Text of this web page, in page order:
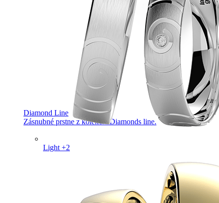
Diamond Line
Zásnubné prstne z kolekcie Diamonds line.
Light +2